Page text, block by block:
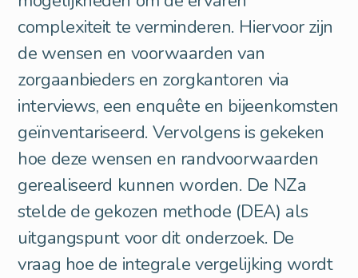
complexiteit te verminderen. Hiervoor zijn
de wensen en voorwaarden van
zorgaanbieders en zorgkantoren via
interviews, een enquête en bijeenkomsten
geïnventariseerd. Vervolgens is gekeken
hoe deze wensen en randvoorwaarden
gerealiseerd kunnen worden. De NZa
stelde de gekozen methode (DEA) als
uitgangspunt voor dit onderzoek. De
vraag hoe de integrale vergelijking wordt